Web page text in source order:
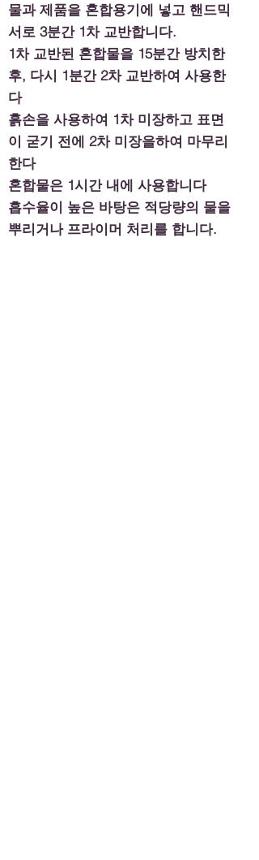
물과 제품을 혼합용기에 넣고 핸드믹
서로 3분간 1차 교반합니다.
1차 교반된 혼합물을 15분간 방치한
후, 다시 1분간 2차 교반하여 사용한
다
흙손을 사용하여 1차 미장하고 표면
이 굳기 전에 2차 미장을하여 마무리
한다
혼합물은 1시간 내에 사용합니다
흡수율이 높은 바탕은 적당량의 물을
뿌리거나 프라이머 처리를 합니다.